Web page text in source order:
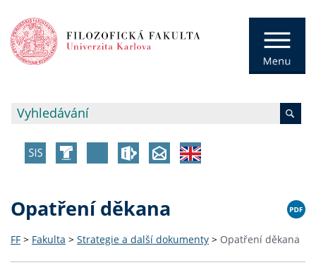
Opatření děkana
FF > Fakulta > Strategie a další dokumenty > Opatření děkana